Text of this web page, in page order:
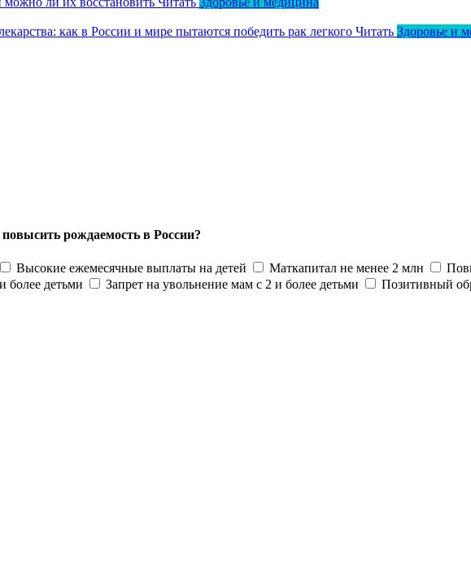
как в России и мире пытаются победить рак легкого Читать Здоровье и
рождаемость в России?
Высокие ежемесячные выплаты на детей Маткапитал не менее 2 млн
более детьми Запрет на увольнение мам с 2 и более детьми Позитивный